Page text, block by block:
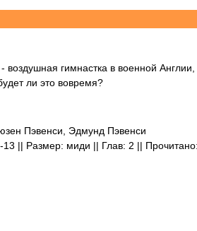
гимнастка в военной
ли это вовремя?
Пэвенси, Эдмунд Пэвенси
|| Размер: миди || Глав: 2 ||